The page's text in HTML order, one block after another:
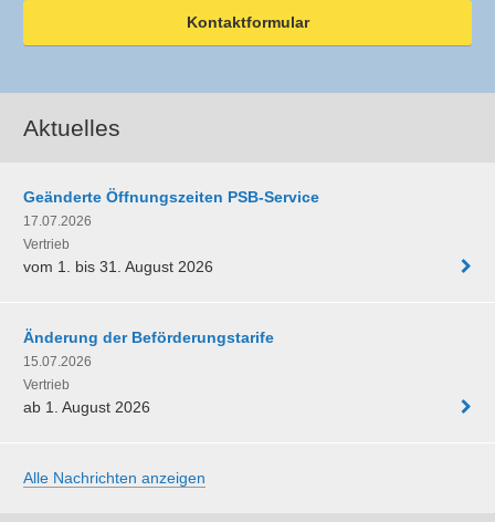
Kontaktformular
Aktuelles
Geänderte Öffnungszeiten PSB-Service
17.07.2026
Vertrieb
vom 1. bis 31. August 2026
Änderung der Beförderungstarife
15.07.2026
Vertrieb
ab 1. August 2026
Alle Nachrichten anzeigen